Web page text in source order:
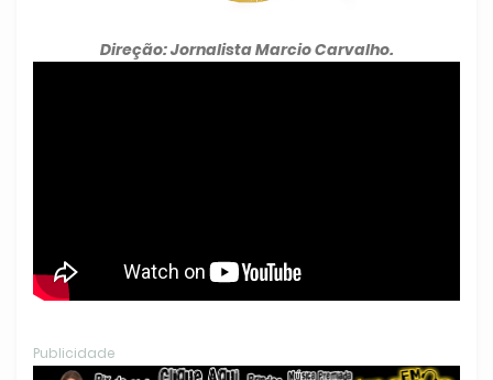
Direção: Jornalista Marcio Carvalho.
Publicidade